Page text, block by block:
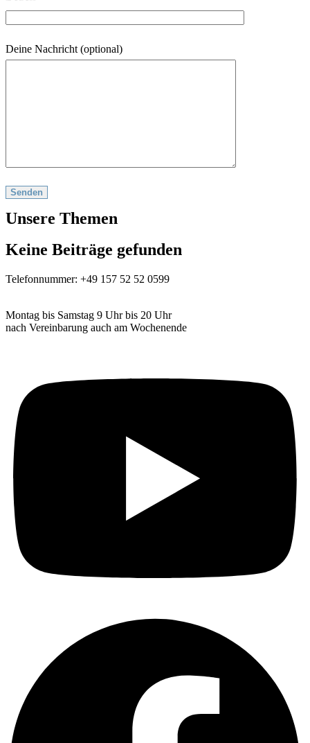
Deine Nachricht (optional)
Unsere Themen
Keine Beiträge gefunden
Telefonnummer: +49 157 52 52 0599
Montag bis Samstag 9 Uhr bis 20 Uhr
nach Vereinbarung auch am Wochenende